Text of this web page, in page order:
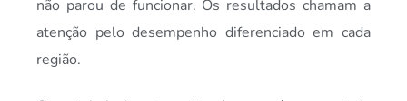
não parou de funcionar. Os resultados chamam a
atenção pelo desempenho diferenciado em cada
região.